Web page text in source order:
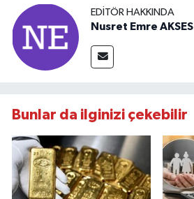
EDITÖR HAKKINDA
Nusret Emre AKSES
Bunlar da ilginizi çekebilir